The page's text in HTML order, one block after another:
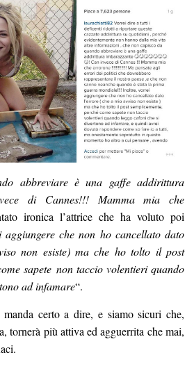
abbreviare è una gaffe addirittura
di Cannes!!! Mamma mia che
ironica l’attrice che ha voluto poi
aggiungere che non ho cancellato dato
non esiste) ma che ho tolto il post
sapete non taccio volentieri quando
ad infamare“.
certo a dire, e siamo sicuri che,
tornerà più attiva ed agguerrita che mai,